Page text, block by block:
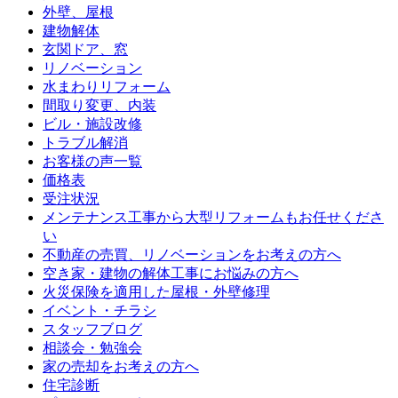
外壁、屋根
建物解体
玄関ドア、窓
リノベーション
水まわりリフォーム
間取り変更、内装
ビル・施設改修
トラブル解消
お客様の声一覧
価格表
受注状況
メンテナンス工事から大型リフォームもお任せくださ
い
不動産の売買、リノベーションをお考えの方へ
空き家・建物の解体工事にお悩みの方へ
火災保険を適用した屋根・外壁修理
イベント・チラシ
スタッフブログ
相談会・勉強会
家の売却をお考えの方へ
住宅診断